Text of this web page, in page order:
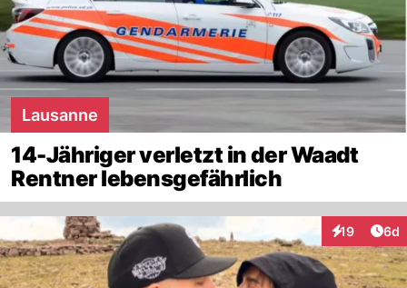
Lausanne
14-Jähriger verletzt in der Waadt
Rentner lebensgefährlich
19
Interaktionen
6d